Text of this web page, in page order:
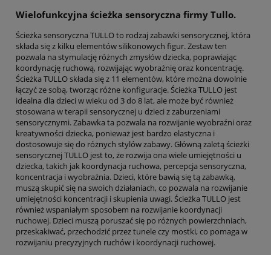
Wielofunkcyjna ścieżka sensoryczna firmy Tullo.
Ścieżka sensoryczna TULLO to rodzaj zabawki sensorycznej, która
składa się z kilku elementów silikonowych figur. Zestaw ten
pozwala na stymulację różnych zmysłów dziecka, poprawiając
koordynację ruchową, rozwijając wyobraźnię oraz koncentrację.
Ścieżka TULLO składa się z 11 elementów, które można dowolnie
łączyć ze sobą, tworząc różne konfiguracje. Ścieżka TULLO jest
idealna dla dzieci w wieku od 3 do 8 lat, ale może być również
stosowana w terapii sensorycznej u dzieci z zaburzeniami
sensorycznymi. Zabawka ta pozwala na rozwijanie wyobraźni oraz
kreatywności dziecka, ponieważ jest bardzo elastyczna i
dostosowuje się do różnych stylów zabawy. Główną zaletą ścieżki
sensorycznej TULLO jest to, że rozwija ona wiele umiejętności u
dziecka, takich jak koordynacja ruchowa, percepcja sensoryczna,
koncentracja i wyobraźnia. Dzieci, które bawią się tą zabawką,
muszą skupić się na swoich działaniach, co pozwala na rozwijanie
umiejętności koncentracji i skupienia uwagi. Ścieżka TULLO jest
również wspaniałym sposobem na rozwijanie koordynacji
ruchowej. Dzieci muszą poruszać się po różnych powierzchniach,
przeskakiwać, przechodzić przez tunele czy mostki, co pomaga w
rozwijaniu precyzyjnych ruchów i koordynacji ruchowej.